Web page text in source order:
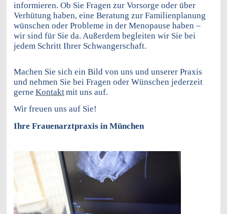
informieren. Ob Sie Fragen zur Vorsorge oder über
Verhütung haben, eine Beratung zur Familienplanung
wünschen oder Probleme in der Menopause haben –
wir sind für Sie da. Außerdem begleiten wir Sie bei
jedem Schritt Ihrer Schwangerschaft.
Machen Sie sich ein Bild von uns und unserer Praxis
und nehmen Sie bei Fragen oder Wünschen jederzeit
gerne Kontaktmit uns auf.
Wir freuen uns auf Sie!
Ihre Frauenarztpraxis in München